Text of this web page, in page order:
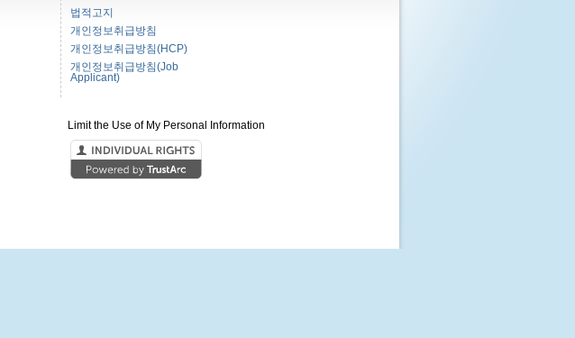
법적고지
개인정보취급방침
개인정보취급방침(HCP)
개인정보취급방침(Job
Applicant)
Limit the Use of My Personal Information